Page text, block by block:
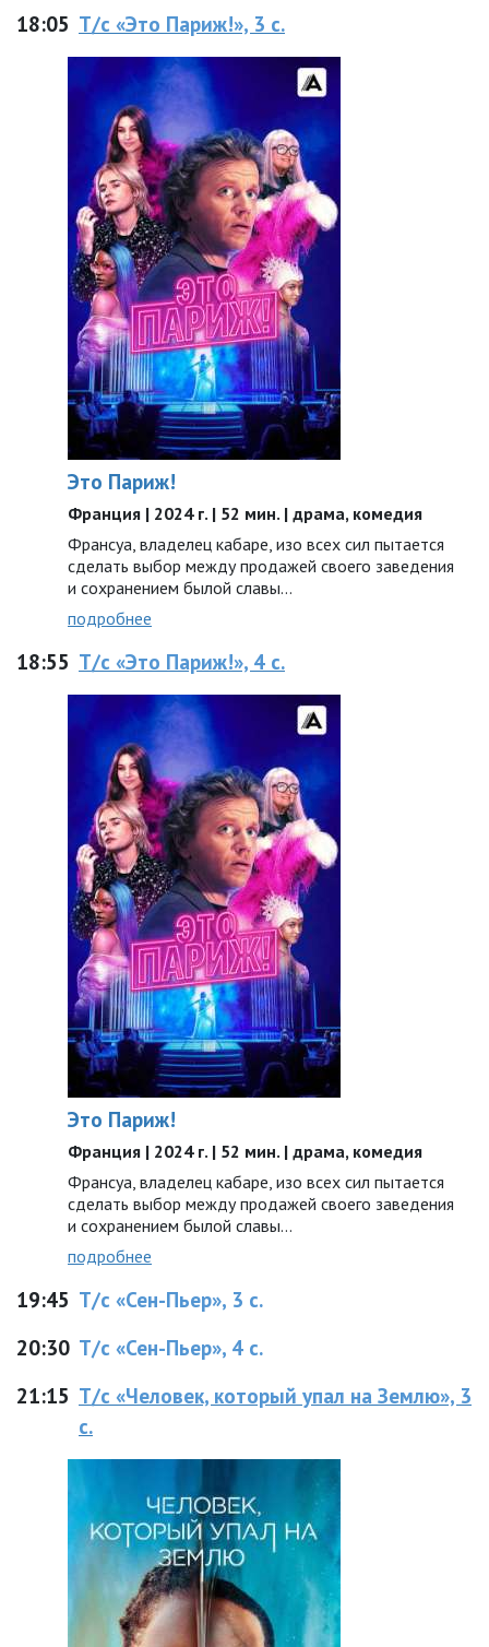
18:05 Т/с «Это Париж!», 3 с.
Это Париж!
Франция | 2024 г. | 52 мин. | драма, комедия
Франсуа, владелец кабаре, изо всех сил пытается
сделать выбор между продажей своего заведения
и сохранением былой славы…
подробнее
18:55 Т/с «Это Париж!», 4 с.
Это Париж!
Франция | 2024 г. | 52 мин. | драма, комедия
Франсуа, владелец кабаре, изо всех сил пытается
сделать выбор между продажей своего заведения
и сохранением былой славы…
подробнее
19:45 Т/с «Сен-Пьер», 3 с.
20:30 Т/с «Сен-Пьер», 4 с.
21:15 Т/с «Человек, который упал на Землю», 3
с.